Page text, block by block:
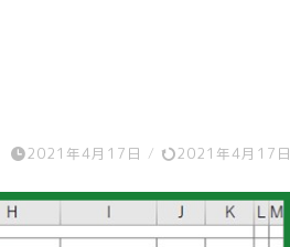
2021年4月17日 / 2021年4月17日